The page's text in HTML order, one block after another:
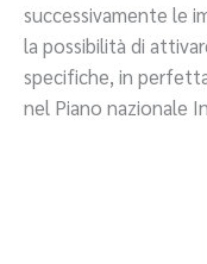
successivamente le
la possibilità di
specifiche, in
nel Piano nazionale